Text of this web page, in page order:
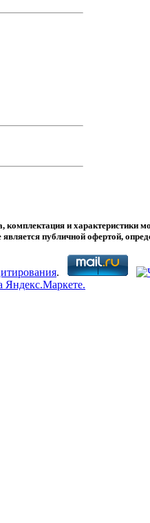
и характеристики
публичной офертой,
.